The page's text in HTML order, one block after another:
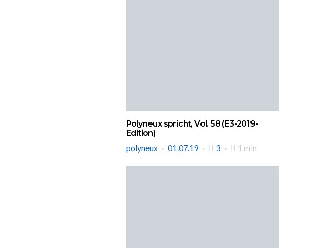
Polyneux spricht, Vol. 58 (E3-2019-
Edition)
polyneux
01.07.19 3 1 min